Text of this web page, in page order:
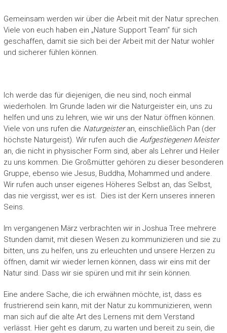
Gemeinsam werden wir über die Arbeit mit der Natur sprechen.
Viele von euch haben ein „Nature Support Team“ für sich
geschaffen, damit sie sich bei der Arbeit mit der Natur wohler
und sicherer fühlen können.
Ich werde das für diejenigen, die neu sind, noch einmal
wiederholen. Im Grunde laden wir die Naturgeister ein, uns zu
helfen und uns zu lehren, wie wir uns der Natur öffnen können.
Viele von uns rufen die Naturgeisteran, einschließlich Pan (der
höchste Naturgeist). Wir rufen auch die Aufgestiegenen Meister
an, die nicht in physischer Form sind, aber als Lehrer und Heiler
zu uns kommen. Die Großmütter gehören zu dieser besonderen
Gruppe, ebenso wie Jesus, Buddha, Mohammed und andere.
Wir rufen auch unser eigenes Höheres Selbst an, das Selbst,
das nie vergisst, wer es ist. Dies ist der Kern unseres inneren
Seins.
Im vergangenen März verbrachten wir in Joshua Tree mehrere
Stunden damit, mit diesen Wesen zu kommunizieren und sie zu
bitten, uns zu helfen, uns zu erleuchten und unsere Herzen zu
öffnen, damit wir wieder lernen können, dass wir eins mit der
Natur sind. Dass wir sie spüren und mit ihr sein können.
Eine andere Sache, die ich erwähnen möchte, ist, dass es
frustrierend sein kann, mit der Natur zu kommunizieren, wenn
man sich auf die alte Art des Lernens mit dem Verstand
verlässt. Hier geht es darum, zu warten und bereit zu sein, die